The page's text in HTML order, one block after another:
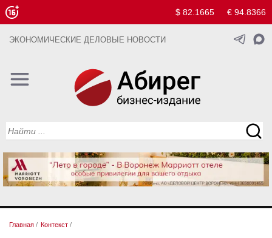
$ 82.1665 € 94.8366
ЭКОНОМИЧЕСКИЕ ДЕЛОВЫЕ НОВОСТИ
Главная / Контекст /